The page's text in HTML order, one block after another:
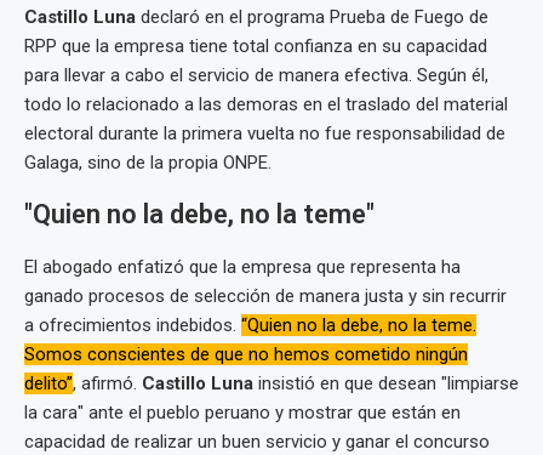
Castillo Luna declaró en el programa Prueba de Fuego de
RPP que la empresa tiene total confianza en su capacidad
para llevar a cabo el servicio de manera efectiva. Según él,
todo lo relacionado a las demoras en el traslado del material
electoral durante la primera vuelta no fue responsabilidad de
Galaga, sino de la propia ONPE.
"Quien no la debe, no la teme"
El abogado enfatizó que la empresa que representa ha
ganado procesos de selección de manera justa y sin recurrir
a ofrecimientos indebidos. “Quien no la debe, no la teme.
Somos conscientes de que no hemos cometido ningún
delito”, afirmó. Castillo Luna insistió en que desean "limpiarse
la cara" ante el pueblo peruano y mostrar que están en
capacidad de realizar un buen servicio y ganar el concurso